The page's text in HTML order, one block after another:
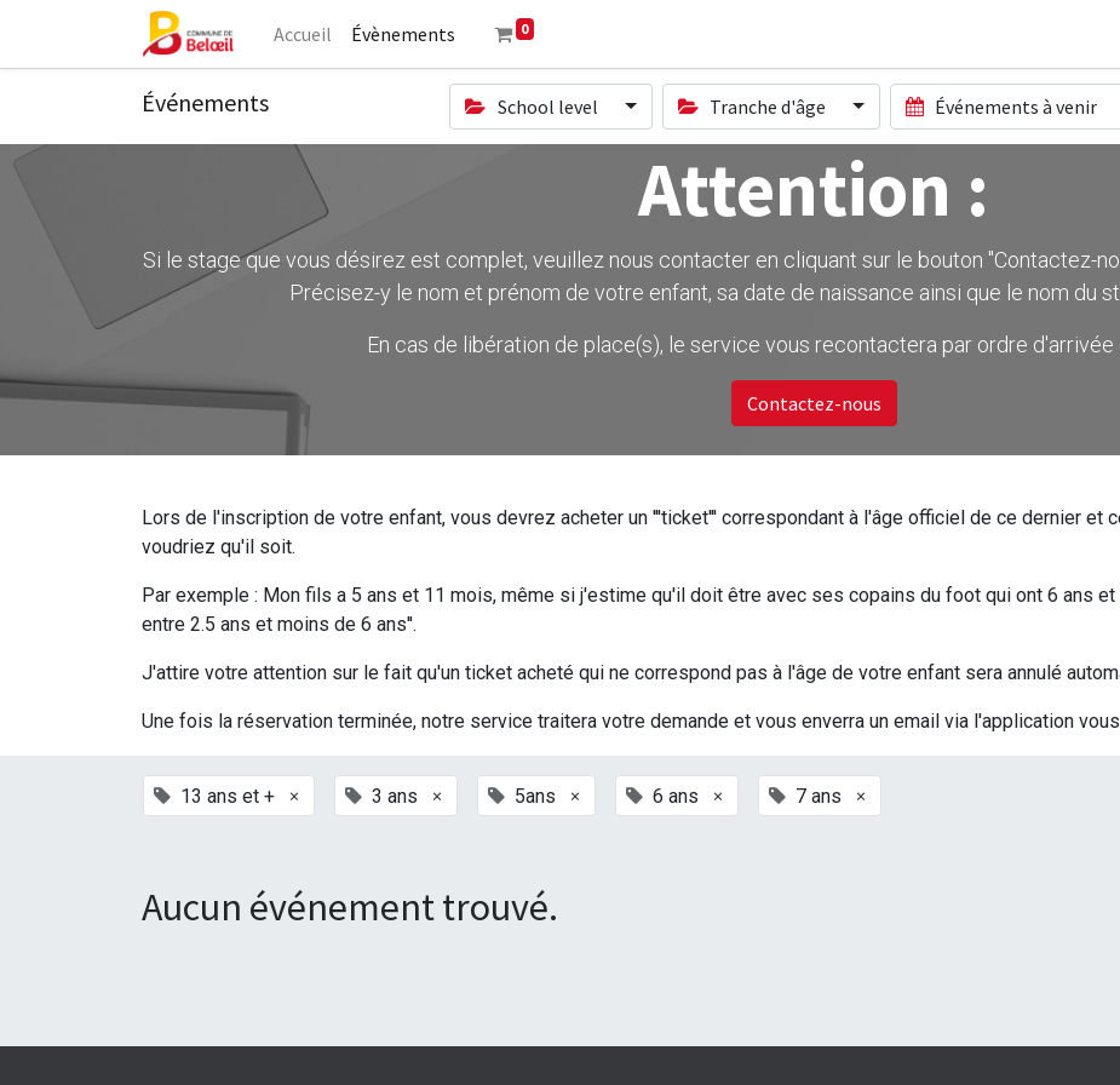
Accueil Évènements 0
Événements School level Tranche d'âge Événements à venir
Attention :
Si le stage que vous désirez est complet, veuillez nous contacter en cliquant sur le bouton ''Contactez-
Précisez-y le nom et prénom de votre enfant, sa date de naissance ainsi que le nom du
En cas de libération de place(s), le service vous recontactera par ordre d'arrivée
Contactez-nous
Lors de l'inscription de votre enfant, vous devrez acheter un '''ticket''' correspondant à l'âge officiel de ce dernier et
voudriez qu'il soit.
Par exemple : Mon fils a 5 ans et 11 mois, même si j'estime qu'il doit être avec ses copains du foot qui ont 6 ans et
entre 2.5 ans et moins de 6 ans''.
J'attire votre attention sur le fait qu'un ticket acheté qui ne correspond pas à l'âge de votre enfant sera annulé
Une fois la réservation terminée, notre service traitera votre demande et vous enverra un email via l'application
13 ans et + × 3 ans × 5ans × 6 ans × 7 ans ×
Aucun événement trouvé.